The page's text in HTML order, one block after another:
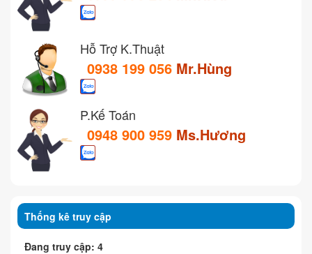
Hỗ Trợ K.Thuật
0938 199 056 Mr.Hùng
P.Kế Toán
0948 900 959 Ms.Hương
Thống kê truy cập
Đang truy cập: 4